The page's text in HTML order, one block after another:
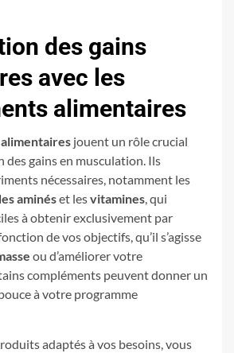
des gains
avec les
alimentaires
jouent un rôle crucial
des gains en musculation. Ils
nécessaires, notamment les
aminéset lesvitamines, qui
à obtenir exclusivement par
de vos objectifs, qu’il s’agisse
ou d’améliorer votre
compléments peuvent donner un
à votre programme
adaptés à vos besoins, vous